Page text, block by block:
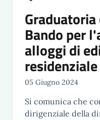
Bando per
alloggi di
05 Giugno 2024
Si comunica che
dirigenziale della